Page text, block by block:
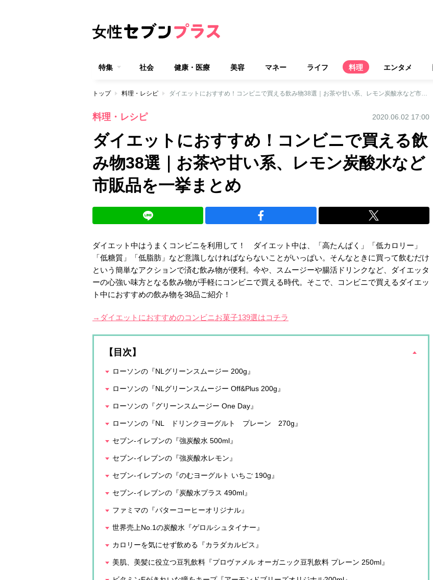
特集 社会 健康・医療 美容 マネー ライフ 料理 エンタメ
トップ 料理・レシピ ダイエットにおすすめ！コンビニで買える飲み物38選｜お茶や甘い系、レモン炭酸水など市販品を一挙まとめ
料理・レシピ 2020.06.02 17:00
ダイエットにおすすめ！コンビニで買える飲
み物38選｜お茶や甘い系、レモン炭酸水など
市販品を一挙まとめ
ダイエット中はうまくコンビニを利用して！ ダイエット中は、「高たんぱく」「低カロリー」
「低糖質」「低脂肪」など意識しなければならないことがいっぱい。そんなときに買って飲むだけ
という簡単なアクションで済む飲み物が便利。今や、スムージーや腸活ドリンクなど、ダイエッタ
ーの心強い味方となる飲み物が手軽にコンビニで買える時代。そこで、コンビニで買えるダイエッ
ト中におすすめの飲み物を38品ご紹介！
→ダイエットにおすすめのコンビニお菓子139選はコチラ
【目次】
ローソンの『NLグリーンスムージー 200g』
ローソンの『NLグリーンスムージー Off&Plus 200g』
ローソンの『グリーンスムージー One Day』
ローソンの『NL ドリンクヨーグルト プレーン 270g』
セブン-イレブンの『強炭酸水 500ml』
セブン-イレブンの『強炭酸水レモン』
セブン-イレブンの『のむヨーグルト いちご 190g』
セブン-イレブンの『炭酸水プラス 490ml』
ファミマの『バターコーヒーオリジナル』
世界売上No.1の炭酸水『ゲロルシュタイナー』
カロリーを気にせず飲める『カラダカルピス』
美肌、美髪に役立つ豆乳飲料『プロヴァメル オーガニック豆乳飲料 プレーン 250ml』